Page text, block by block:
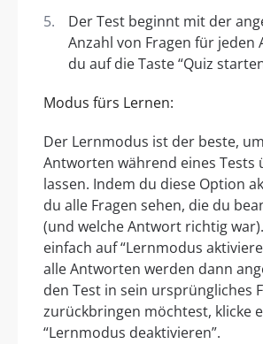
Der Test beginnt mit der
Anzahl von Fragen für jeden
du auf die Taste “Quiz
Modus fürs Lernen:
Der Lernmodus ist der beste,
Antworten während eines Tests
lassen. Indem du diese Option
du alle Fragen sehen, die du
(und welche Antwort richtig
einfach auf “Lernmodus
alle Antworten werden dann
den Test in sein ursprüngliches
zurückbringen möchtest, klicke
“Lernmodus deaktivieren”.